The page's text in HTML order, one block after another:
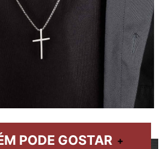
PODE GOSTAR